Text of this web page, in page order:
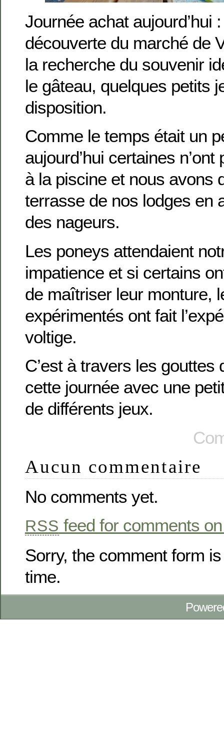
Journée achat aujourd’hui
découverte du marché de
la recherche du souvenir
le gâteau, quelques petits
disposition.
Comme le temps était un
aujourd’hui certaines
à la piscine et nous avons
terrasse de nos lodges en
des nageurs.
Les poneys attendaient
impatience et si certains
de maîtriser leur monture,
expérimentés ont fait
voltige.
C’est à travers les gouttes
cette journée avec une
de différents jeux.
Aucun commentaire
No comments yet.
RSS feed for comments
Sorry, the comment form
time.